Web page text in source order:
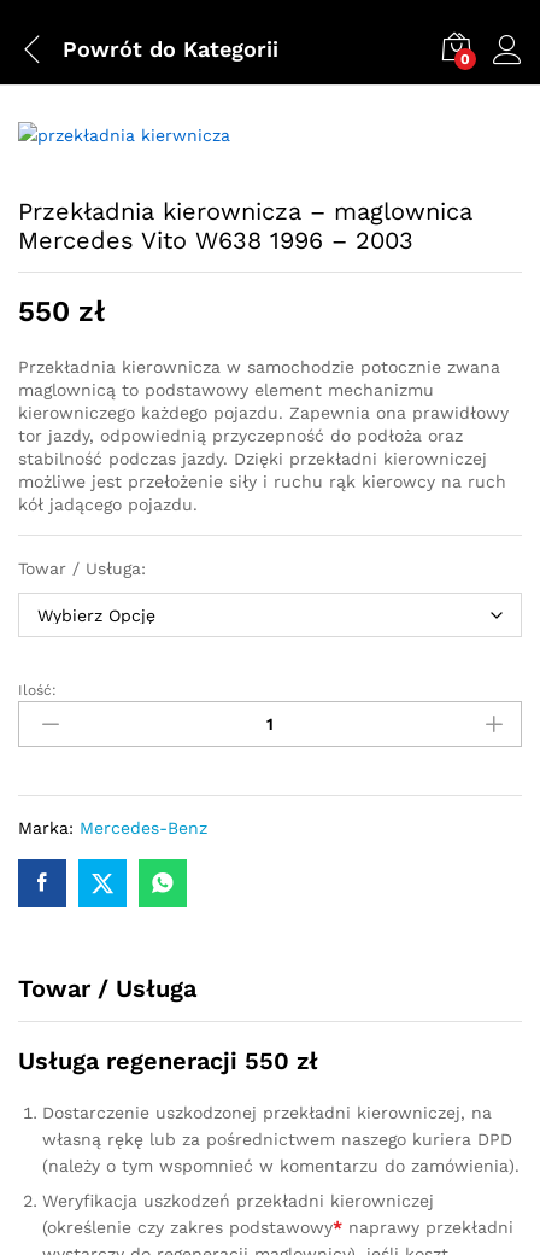
Powrót do Kategorii 0
Przekładnia kierownicza – maglownica
Mercedes Vito W638 1996 – 2003
550 zł
Przekładnia kierownicza w samochodzie potocznie zwana
maglownicą to podstawowy element mechanizmu
kierowniczego każdego pojazdu. Zapewnia ona prawidłowy
tor jazdy, odpowiednią przyczepność do podłoża oraz
stabilność podczas jazdy. Dzięki przekładni kierowniczej
możliwe jest przełożenie siły i ruchu rąk kierowcy na ruch
kół jadącego pojazdu.
Towar / Usługa:
Przekładnia
kierownicza
-
Mercedes
Vito
1996
-
Ilość:
Marka: Mercedes-Benz
Towar / Usługa
Usługa regeneracji 550 zł
Dostarczenie uszkodzonej przekładni kierowniczej, na
własną rękę lub za pośrednictwem naszego kuriera DPD
(należy o tym wspomnieć w komentarzu do zamówienia).
Weryfikacja uszkodzeń przekładni kierowniczej
(określenie czy zakres podstawowy* naprawy przekładni